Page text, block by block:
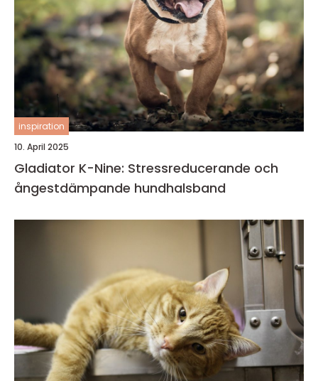
inspiration
10. April 2025
Gladiator K-Nine: Stressreducerande och
ångestdämpande hundhalsband